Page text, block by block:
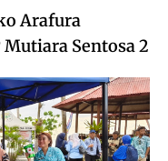
Arafura
Sentosa 2